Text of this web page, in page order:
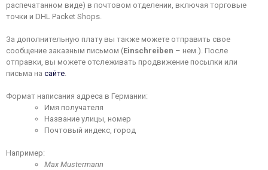
распечатанном виде) в почтовом отделении, включая торговые
точки и DHL Packet Shops.
За дополнительную плату вы также можете отправить свое
сообщение заказным письмом (Einschreiben – нем.). После
отправки, вы можете отслеживать продвижение посылки или
письма на сайте.
Формат написания адреса в Германии:
Имя получателя
Название улицы, номер
Почтовый индекс, город
Например:
Max Mustermann